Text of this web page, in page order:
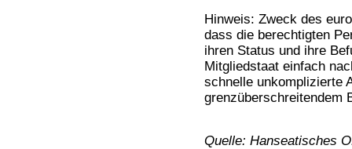
Hinweis: Zweck des
dass die berechtigten
ihren Status und ihre
Mitgliedstaat einfach
schnelle unkomplizierte
grenzüberschreitendem
Quelle: Hanseatisches